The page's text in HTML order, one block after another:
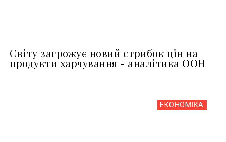
Світу загрожує новий стрибок цін на
продукти харчування - аналітика ООН
ЕКОНОМІКА